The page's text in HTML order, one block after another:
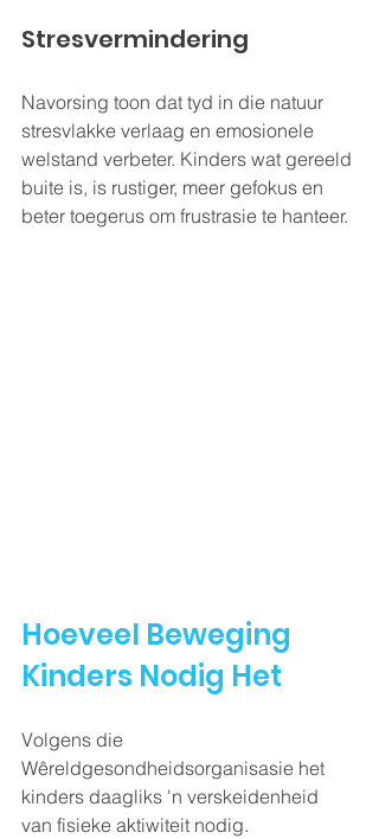
Stresvermindering
Navorsing toon dat tyd in die natuur
stresvlakke verlaag en emosionele
welstand verbeter. Kinders wat gereeld
buite is, is rustiger, meer gefokus en
beter toegerus om frustrasie te hanteer.
Hoeveel Beweging
Kinders Nodig Het
Volgens die
Wêreldgesondheidsorganisasie het
kinders daagliks 'n verskeidenheid
van fisieke aktiwiteit nodig.